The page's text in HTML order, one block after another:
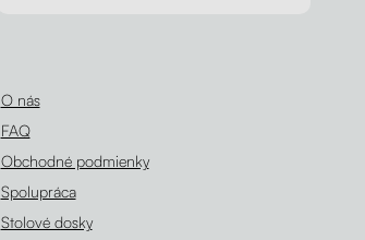
O nás
FAQ
Obchodné podmienky
Spolupráca
Stolové dosky